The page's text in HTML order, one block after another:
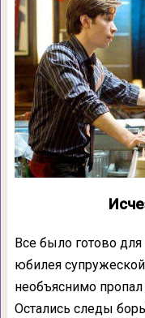
Все было готово для
юбилея
необъяснимо
Остались следы